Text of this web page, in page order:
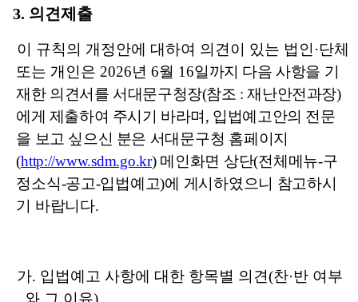
3. 의견제출
이 규칙의 개정안에 대하여 의견이 있는 법인 ·단체
또는 개인은2026년6월 16일까지 다음 사항을 기
재한 의견서를 서대문구청장(참조 :재난안전과장)
에게 제출하여 주시기 바라며 , 입법예고안의 전문
을 보고 싶으신 분은 서대문구청 홈페이지
(http://www.sdm.go.kr) 메인화면 상단(전체메뉴-구
정소식-공고-입법예고)에 게시하였으니 참고하시
기 바랍니다.
가. 입법예고 사항에 대한 항목별 의견(찬·반 여부